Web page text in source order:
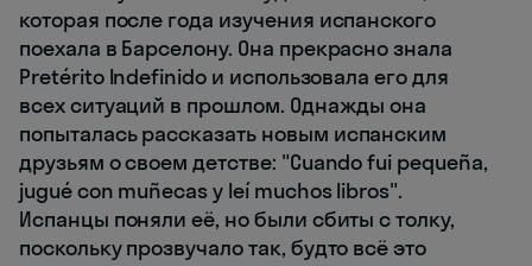
которая после года изучения испанского
поехала в Барселону. Она прекрасно знала
Pretérito Indefinido и использовала его для
всех ситуаций в прошлом. Однажды она
попыталась рассказать новым испанским
друзьям о своем детстве: "Cuando fui pequeña,
jugué con muñecas y leí muchos libros".
Испанцы поняли её, но были сбиты с толку,
поскольку прозвучало так, будто всё это